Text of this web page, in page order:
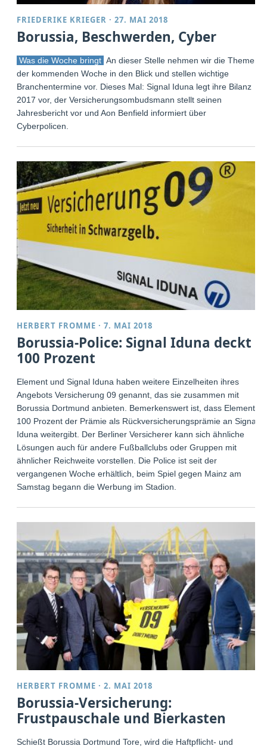
FRIEDERIKE KRIEGER ·27. MAI 2018
Borussia, Beschwerden, Cyber
Was die Woche bringt An dieser Stelle nehmen wir die Themen
der kommenden Woche in den Blick und stellen wichtige
Branchentermine vor. Dieses Mal: Signal Iduna legt ihre Bilanz
2017 vor, der Versicherungsombudsmann stellt seinen
Jahresbericht vor und Aon Benfield informiert über
Cyberpolicen.
HERBERT FROMME ·7. MAI 2018
Borussia-Police: Signal Iduna deckt
100 Prozent
Element und Signal Iduna haben weitere Einzelheiten ihres
Angebots Versicherung 09 genannt, das sie zusammen mit
Borussia Dortmund anbieten. Bemerkenswert ist, dass Element
100 Prozent der Prämie als Rückversicherungsprämie an Signal
Iduna weitergibt. Der Berliner Versicherer kann sich ähnliche
Lösungen auch für andere Fußballclubs oder Gruppen mit
ähnlicher Reichweite vorstellen. Die Police ist seit der
vergangenen Woche erhältlich, beim Spiel gegen Mainz am
Samstag begann die Werbung im Stadion.
HERBERT FROMME ·2. MAI 2018
Borussia-Versicherung:
Frustpauschale und Bierkasten
Schießt Borussia Dortmund Tore, wird die Haftpflicht- und